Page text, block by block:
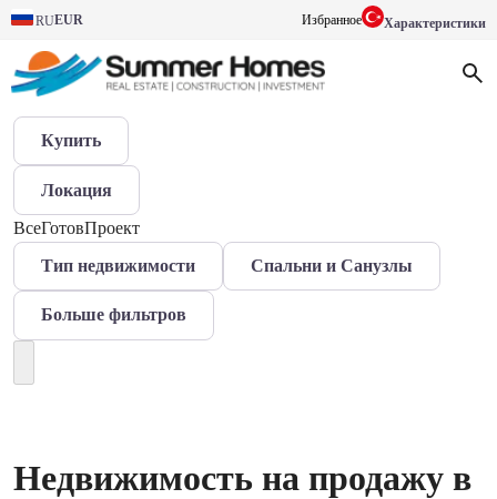
RUEUR Избранное Характеристики
Купить
Локация
ВсеГотовПроект
Тип недвижимости Спальни и Санузлы
Больше фильтров
Недвижимость на продажу в